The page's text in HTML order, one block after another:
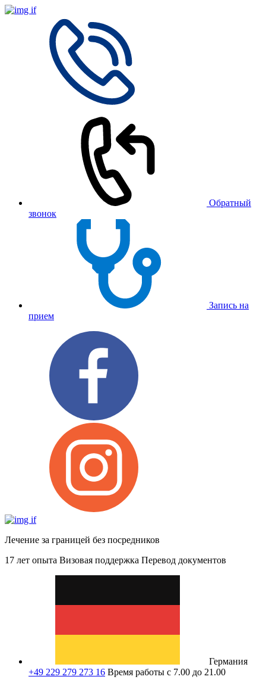
Обратный
звонок
Запись на
прием
Лечение за границей без посредников
17 лет опыта Визовая поддержка Перевод документов
Германия
+49 229 279 273 16 Время работы с 7.00 до 21.00